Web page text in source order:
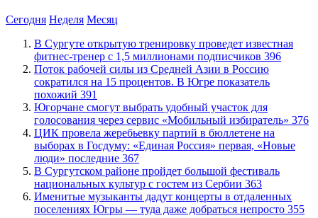
Сегодня Неделя Месяц
В Сургуте открытую тренировку проведет известная
фитнес-тренер с 1,5 миллионами подписчиков 396
Поток рабочей силы из Средней Азии в Россию
сократился на 15 процентов. В Югре показатель
похожий 391
Югорчане смогут выбрать удобный участок для
голосования через сервис «Мобильный избиратель» 376
ЦИК провела жеребьевку партий в бюллетене на
выборах в Госдуму: «Единая Россия» первая, «Новые
люди» последние 367
В Сургутском районе пройдет большой фестиваль
национальных культур с гостем из Сербии 363
Именитые музыканты дадут концерты в отдаленных
поселениях Югры — туда даже добраться непросто 355